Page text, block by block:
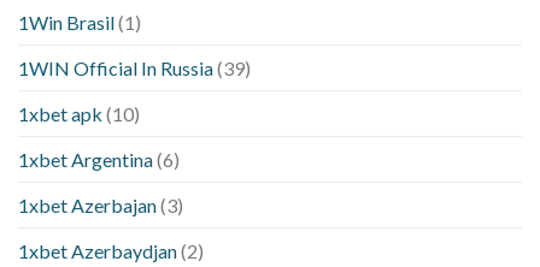
1Win Brasil(1)
1WIN Official In Russia(39)
1xbet apk (10)
1xbet Argentina(6)
1xbet Azerbajan(3)
1xbet Azerbaydjan(2)